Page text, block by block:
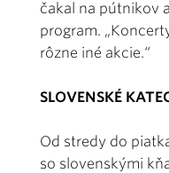
čakal na pútnikov
program.
rôzne iné akcie.“
SLOVENSKÉ
Od stredy do
so slovenskými